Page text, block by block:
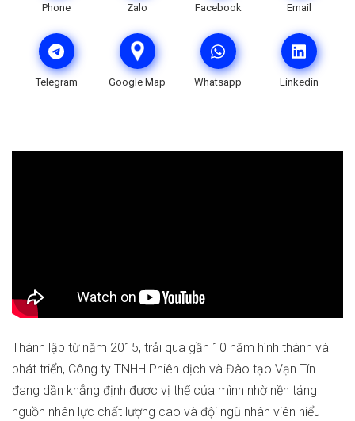
Phone Zalo Facebook Email
Telegram Google Map Whatsapp Linkedin
Thành lập từ năm 2015, trải qua gần 10 năm hình thành và
phát triển, Công ty TNHH Phiên dịch và Đào tạo Vạn Tín
đang dần khẳng định được vị thế của mình nhờ nền tảng
nguồn nhân lực chất lượng cao và đội ngũ nhân viên hiểu